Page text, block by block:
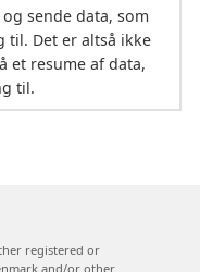
sende data, som
til. Det er altså ikke
et resume af data,
til.
registered or
and/or other